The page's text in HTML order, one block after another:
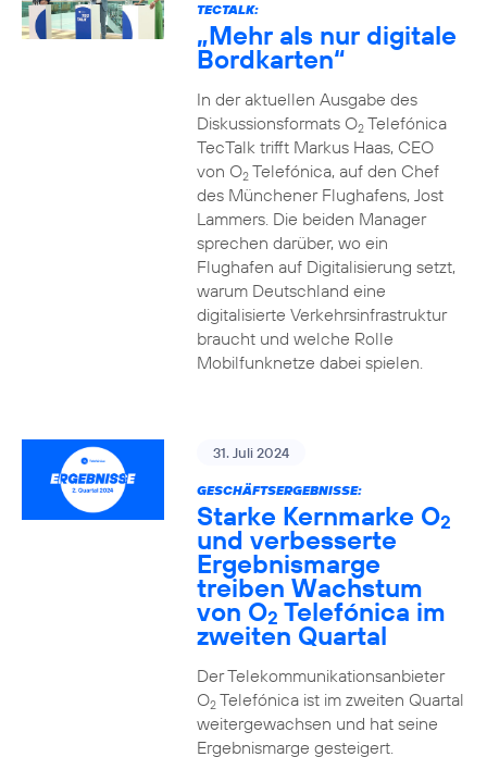
TECTALK:
„Mehr als nur digitale
Bordkarten“
In der aktuellen Ausgabe des
Diskussionsformats O2Telefónica
TecTalk trifft Markus Haas, CEO
von O2Telefónica, auf den Chef
des Münchener Flughafens, Jost
Lammers. Die beiden Manager
sprechen darüber, wo ein
Flughafen auf Digitalisierung setzt,
warum Deutschland eine
digitalisierte Verkehrsinfrastruktur
braucht und welche Rolle
Mobilfunknetze dabei spielen.
31. Juli 2024
GESCHÄFTSERGEBNISSE:
Starke Kernmarke O2
und verbesserte
Ergebnismarge
treiben Wachstum
von O2 Telefónica im
zweiten Quartal
Der Telekommunikationsanbieter
O2Telefónica ist im zweiten Quartal
weitergewachsen und hat seine
Ergebnismarge gesteigert.